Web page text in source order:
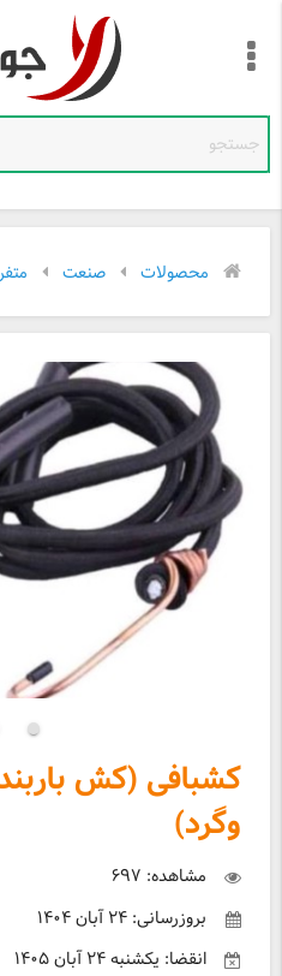
محصولات صنعت
کشبافی (کش
وگرد)
مشاهده: ۶۹۷
بروزرسانی: ۲۴ آبان ۱۴۰۴
انقضا: یکشنبه ۲۴ آبان ۱۴۰۵